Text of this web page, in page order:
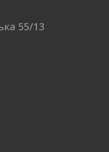
55/13